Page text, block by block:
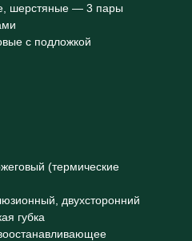
шерстяные — 3 пары
с подложкой
(термические
двухсторонний
губка